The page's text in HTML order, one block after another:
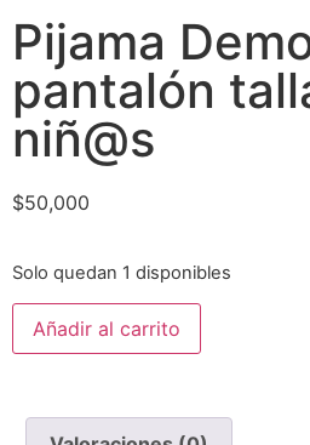
Pijama
pantalón
niñ@s
$50,000
Solo quedan 1 disponibles
Añadir al carrito